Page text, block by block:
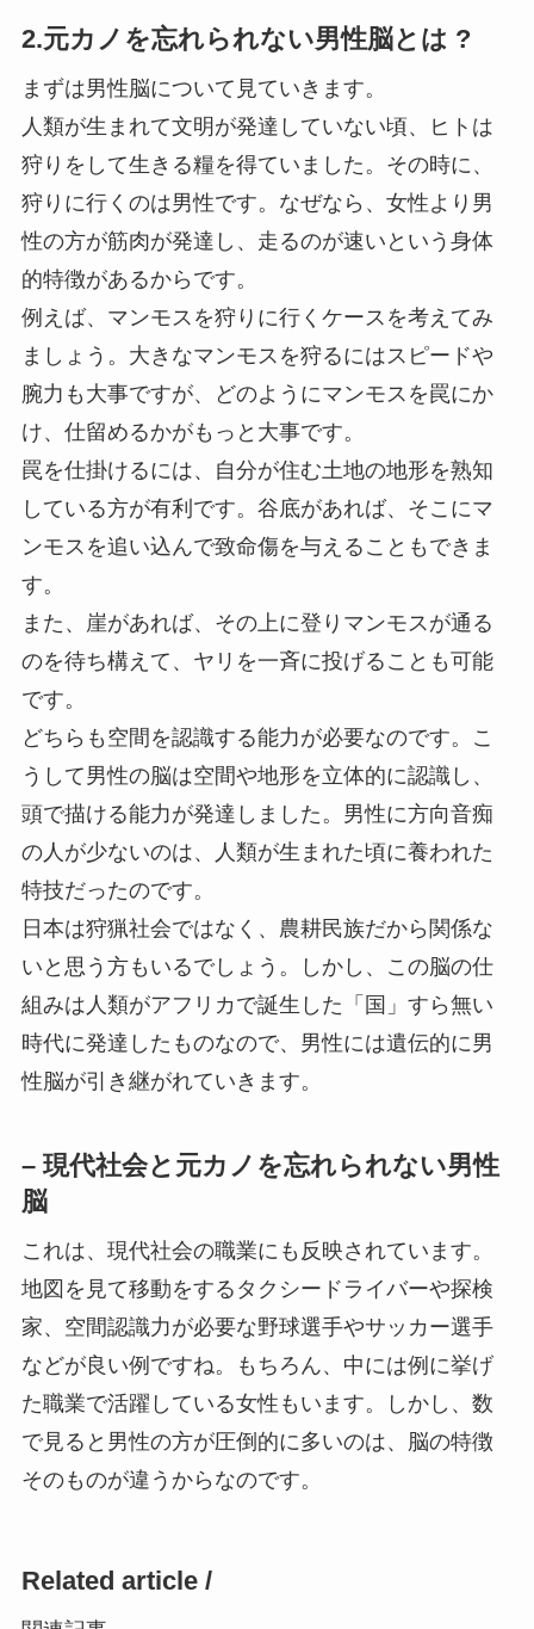
2.元カノを忘れられない男性脳とは ?
まずは男性脳について見ていきます。
人類が生まれて文明が発達していない頃、ヒトは
狩りをして生きる糧を得ていました。その時に、
狩りに行くのは男性です。なぜなら、女性より男
性の方が筋肉が発達し、走るのが速いという身体
的特徴があるからです。
例えば、マンモスを狩りに行くケースを考えてみ
ましょう。大きなマンモスを狩るにはスピードや
腕力も大事ですが、どのようにマンモスを罠にか
け、仕留めるかがもっと大事です。
罠を仕掛けるには、自分が住む土地の地形を熟知
している方が有利です。谷底があれば、そこにマ
ンモスを追い込んで致命傷を与えることもできま
す。
また、崖があれば、その上に登りマンモスが通る
のを待ち構えて、ヤリを一斉に投げることも可能
です。
どちらも空間を認識する能力が必要なのです。こ
うして男性の脳は空間や地形を立体的に認識し、
頭で描ける能力が発達しました。男性に方向音痴
の人が少ないのは、人類が生まれた頃に養われた
特技だったのです。
日本は狩猟社会ではなく、農耕民族だから関係な
いと思う方もいるでしょう。しかし、この脳の仕
組みは人類がアフリカで誕生した「国」すら無い
時代に発達したものなので、男性には遺伝的に男
性脳が引き継がれていきます。
– 現代社会と元カノを忘れられない男性
脳
これは、現代社会の職業にも反映されています。
地図を見て移動をするタクシードライバーや探検
家、空間認識力が必要な野球選手やサッカー選手
などが良い例ですね。もちろん、中には例に挙げ
た職業で活躍している女性もいます。しかし、数
で見ると男性の方が圧倒的に多いのは、脳の特徴
そのものが違うからなのです。
Related article /